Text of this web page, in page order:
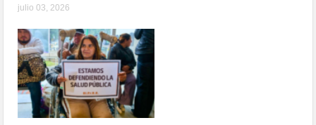
julio 03, 2026